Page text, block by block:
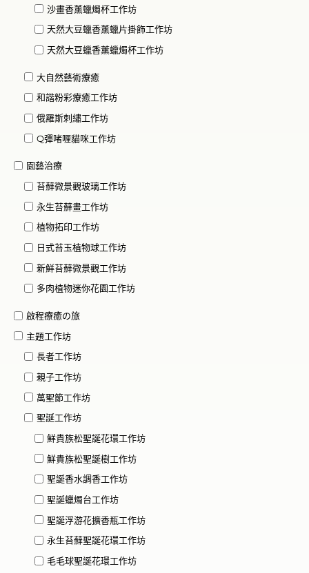
沙畫香薰蠟燭杯工作坊
天然大豆蠟香薰蠟片掛飾工作坊
天然大豆蠟香薰蠟燭杯工作坊
大自然藝術療癒
和諧粉彩療癒工作坊
俄羅斯刺繡工作坊
Q彈啫喱貓咪工作坊
園藝治療
苔蘚微景觀玻璃工作坊
永生苔蘚畫工作坊
植物拓印工作坊
日式苔玉植物球工作坊
新鮮苔蘚微景觀工作坊
多肉植物迷你花園工作坊
啟程療癒の旅
主題工作坊
長者工作坊
親子工作坊
萬聖節工作坊
聖誕工作坊
鮮貴族松聖誕花環工作坊
鮮貴族松聖誕樹工作坊
聖誕香水調香工作坊
聖誕蠟燭台工作坊
聖誕浮游花擴香瓶工作坊
永生苔蘚聖誕花環工作坊
毛毛球聖誕花環工作坊